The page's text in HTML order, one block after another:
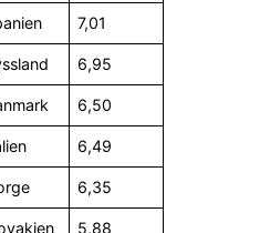
7,01
6,95
6,50
6,49
6,35
5,88